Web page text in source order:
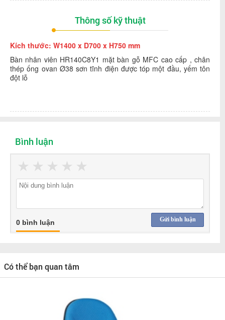
Thông số kỹ thuật
Kích thước: W1400 x D700 x H750 mm
Bàn nhân viên HR140C8Y1 mặt bàn gỗ MFC cao cấp , chân
thép ống ovan Ø38 sơn tĩnh điện được tóp một đầu, yếm tôn
đột lỗ
Bình luận
★
★
★
★
★
Gửi bình luận
0 bình luận
Có thể bạn quan tâm